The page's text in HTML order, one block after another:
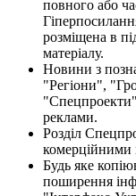
повного або
розміщена в
матеріалу.
Новини з
"Регіони",
реклами.
Розділ
комерційними
Будь яке
поширення